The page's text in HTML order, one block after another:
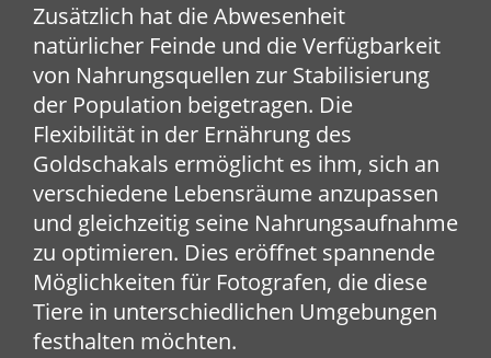
Zusätzlich hat die Abwesenheit
natürlicher Feinde und die Verfügbarkeit
von Nahrungsquellen zur Stabilisierung
der Population beigetragen. Die
Flexibilität in der Ernährung des
Goldschakals ermöglicht es ihm, sich an
verschiedene Lebensräume anzupassen
und gleichzeitig seine Nahrungsaufnahme
zu optimieren. Dies eröffnet spannende
Möglichkeiten für Fotografen, die diese
Tiere in unterschiedlichen Umgebungen
festhalten möchten.